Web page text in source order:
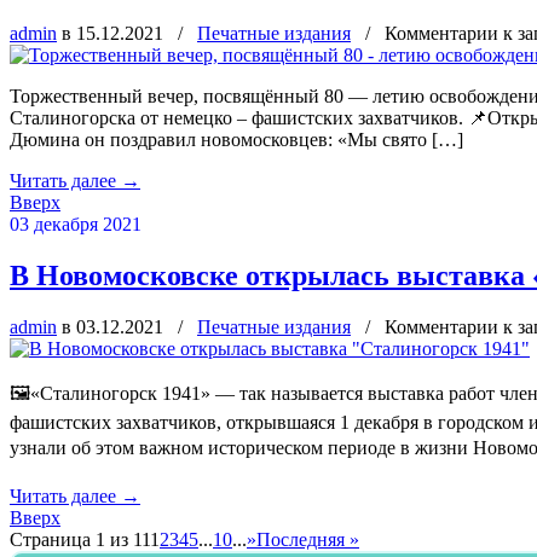
admin в 15.12.2021 / Печатные издания / Комментарии к
Торжественный вечер, посвящённый 80 — летию
Сталиногорска от немецко – фашистских захватчиков.
Дюмина он поздравил новомосковцев: «Мы свято […]
Читать далее →
Вверх
03 декабря 2021
В Новомосковске открылась выставка
admin в 03.12.2021 / Печатные издания / Комментарии к
🖼«Сталиногорск 1941» — так называется выставка работ
фашистских захватчиков, открывшаяся 1 декабря в
узнали об этом важном историческом периоде в жизни
Читать далее →
Вверх
Страница 1 из 111 2345...10...»Последняя »